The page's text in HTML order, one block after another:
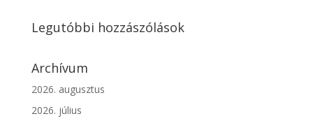
Legutóbbi hozzászólások
Archívum
2026. augusztus
2026. július